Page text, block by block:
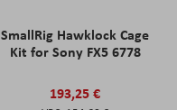
SmallRig Hawklock Cage
Kit for Sony FX5 6778
193,25 €